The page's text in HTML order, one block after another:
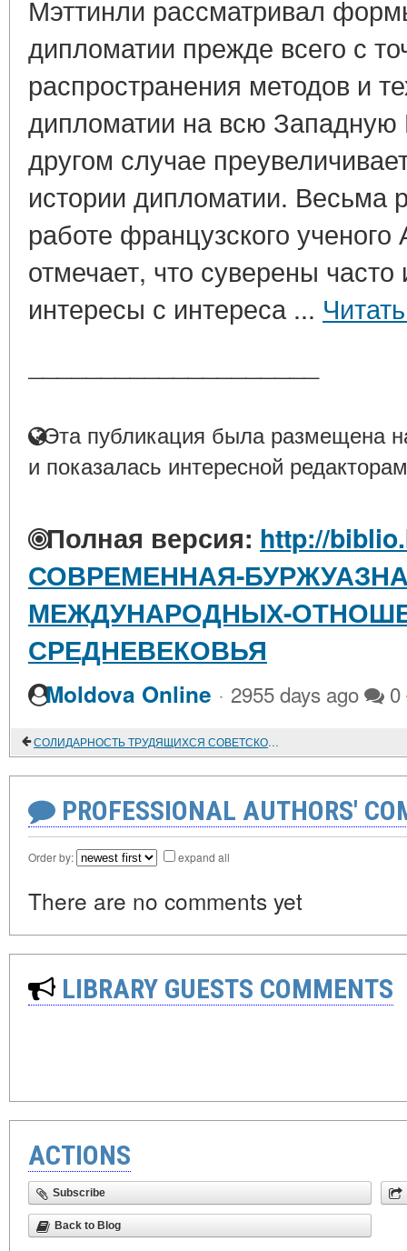
Мэттинли рассматривал
дипломатии прежде всего с
распространения методов и
дипломатии на всю
другом случае
истории дипломатии. Весьма
работе французского
отмечает, что суверены
интересы с интереса ...
Эта публикация была размещена
и показалась интересной
Полная версия: http://
СОВРЕМЕННАЯ-
МЕЖДУНАРОДНЫХ-
СРЕДНЕВЕКОВЬЯ
Moldova Online · 2955 days ago 0
СОЛИДАРНОСТЬ ТРУДЯЩИХСЯ СОВЕТСКОГО АЗЕРБАЙДЖАНА С ПРОЛЕТАРИЯМИ ЗАПАДА (1921 - 1932 гг.)
PROFESSIONAL AUTHORS'
Order by: expand all
There are no comments yet
LIBRARY GUESTS COMMENTS
ACTIONS
Subscribe
Back to Blog